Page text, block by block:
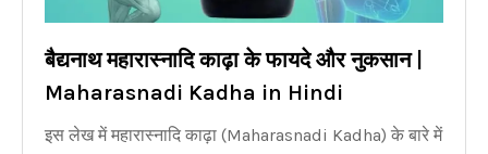
बैद्यनाथ महारास्नादि काढ़ा के फायदे और नुकसान |
Maharasnadi Kadha in Hindi
इस लेख में महारास्नादि काढ़ा (Maharasnadi Kadha) के बारे में